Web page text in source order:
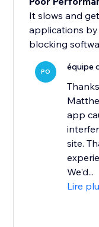
It slows and
applications
blocking
PO équipe
app
site.
We'd...
Lire